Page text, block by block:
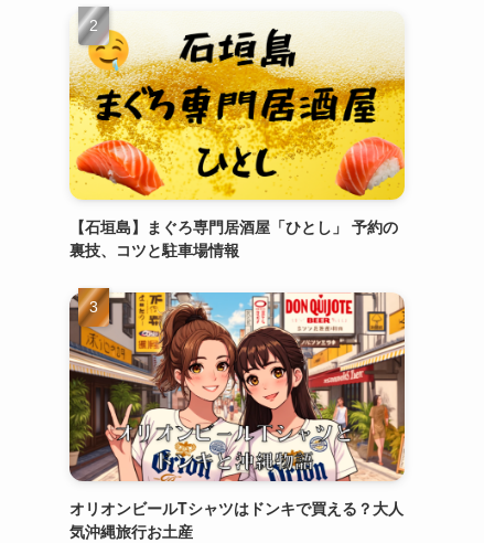
【石垣島】まぐろ専門居酒屋「ひとし」 予約の
裏技、コツと駐車場情報
オリオンビールTシャツはドンキで買える？大人
気沖縄旅行お土産